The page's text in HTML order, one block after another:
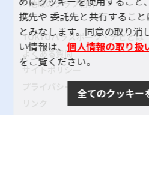
地域のクラブ紹介
TOKYOパラスポーツ・ナビとは
よくある質問
サイトポリシー
プライバシーポリシー
携先や 委託先と共有するこ
とみなします。同意の取り消
い情報は、個人情報の取り扱
をご覧ください。
全てのクッキー